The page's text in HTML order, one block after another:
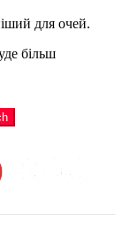
для очей.
більш